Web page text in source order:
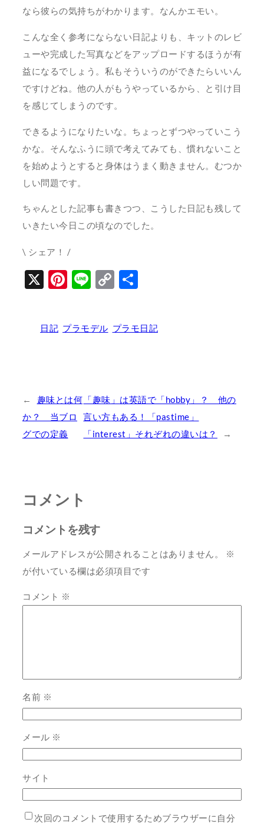
なら彼らの気持ちがわかります。なんかエモい。
こんな全く参考にならない日記よりも、キットのレビ
ューや完成した写真などをアップロードするほうが有
益になるでしょう。私もそういうのができたらいいん
ですけどね。他の人がもうやっているから、と引け目
を感じてしまうのです。
できるようになりたいな。ちょっとずつやっていこう
かな。そんなふうに頭で考えてみても、慣れないこと
を始めようとすると身体はうまく動きません。むつか
しい問題です。
ちゃんとした記事も書きつつ、こうした日記も残して
いきたい今日この頃なのでした。
\ シェア！ /
X Pinterest
LineCopy
日記 プラモデル プラモ日記
←
趣味とは何
か？ 当ブロ
グでの定義
「趣味」は英語で「hobby」？ 他の
言い方もある！「pastime」
「interest」それぞれの違いは？
→
コメント
コメントを残す
メールアドレスが公開されることはありません。
※
が付いている欄は必須項目です
コメント ※
名前 ※
メール ※
サイト
次回のコメントで使用するためブラウザーに自分